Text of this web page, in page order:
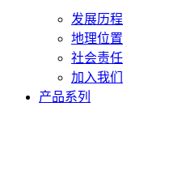
发展历程
地理位置
社会责任
加入我们
产品系列